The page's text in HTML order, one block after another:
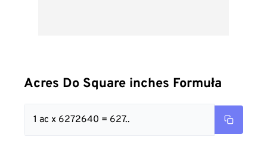
Acres Do Square inches Formuła
1 ac x 6272640 = 627..